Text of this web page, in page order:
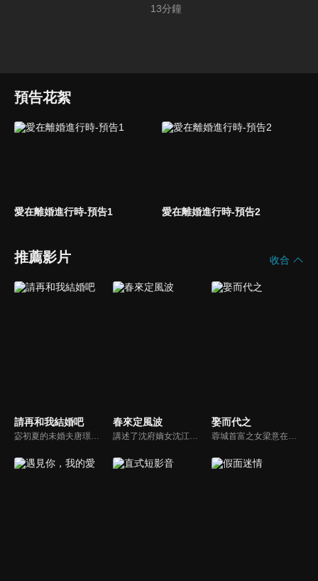
13分鐘
預告花絮
愛在離婚進行時-預告1 愛在離婚進行時-預告2
推薦影片 收合
請再和我結婚吧
宓初夏的未婚夫唐璟行在婚禮前傳來死訊，讓她陷入情感與家族變動的雙重衝擊。一年後，和已故未婚夫長相一模一樣的路念白突然出現，宓初夏懷疑他就是唐璟行，但透過DNA鑑定確認並非同一人。為了振興國貨珠寶品牌「蜜糖」，她還是選擇與路念白合作...
春來定風波
講述了沈府嫡女沈江離至純至善，成婚夜被設計與二少主陸景明有夫妻之實，還遭陷害禁足祠堂。分娩遇難被救後兒子焱焱卻有頑疾，藥只有陸家有，沈江離為救子重回陸府。她打臉刁難者，揭開當年被陷害的陰謀，也解開與陸景明的誤會，焱焱則神助攻兩人破鏡重圓。
娶而代之
蓉城首富之女梁意在新婚之夜被丈夫宋之初毀容，更將她拋入河中企圖滅口。大難不死的梁意意外獲救，，卻被迫改頭換面，換上了一張屬於煙花女子徐茵的臉孔。獲得重生的她決意踏上復仇之路。她利用徐茵這個全新的身份作為掩護，處心積慮地接近幫派老大林雲，誓要借力討回公道，讓仇人付出代價。